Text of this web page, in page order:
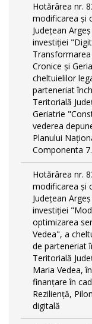
Hotărârea nr.
modificarea și
Județean
investiției
Cronice și
cheltuielilor
parteneriat
Teritorială
Geriatrie
vederea
Planului
Componenta
Hotărârea nr.
modificarea și
Județean
investiției
optimizarea
Vedea", a
de parteneriat
Teritorială
Maria Vedea,
finanțare în
Reziliență,
digitală